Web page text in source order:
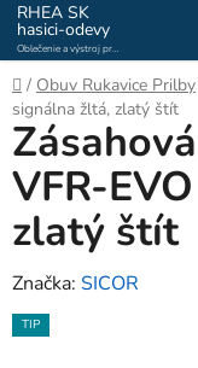
Prejsť
na
obsah
RHEA SK
hasici-odevy
Oblečenie a výstroj pre
hasičov a záchranárov
Domov
/ Obuv Rukavice Prilby
signálna žltá, zlatý štít
VFR-
zlatý štít
Značka: SICOR
TIP